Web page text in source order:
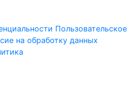
Пользовательское
на обработку данных